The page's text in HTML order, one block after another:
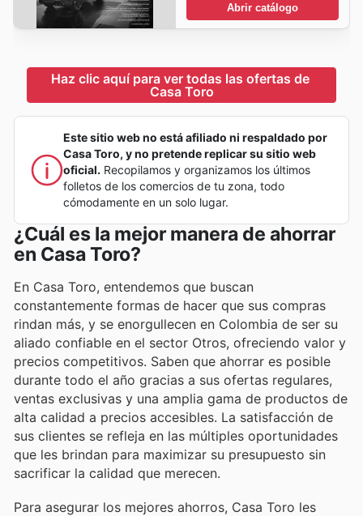
Abrir catálogo
Haz clic aquí para ver todas las ofertas de
Casa Toro
Este sitio web no está afiliado ni respaldado por
Casa Toro, y no pretende replicar su sitio web
oficial. Recopilamos y organizamos los últimos
folletos de los comercios de tu zona, todo
cómodamente en un solo lugar.
¿Cuál es la mejor manera de ahorrar
en Casa Toro?
En Casa Toro, entendemos que buscan
constantemente formas de hacer que sus compras
rindan más, y se enorgullecen en Colombia de ser su
aliado confiable en el sector Otros, ofreciendo valor y
precios competitivos. Saben que ahorrar es posible
durante todo el año gracias a sus ofertas regulares,
ventas exclusivas y una amplia gama de productos de
alta calidad a precios accesibles. La satisfacción de
sus clientes se refleja en las múltiples oportunidades
que les brindan para maximizar su presupuesto sin
sacrificar la calidad que merecen.
Para asegurar los mejores ahorros, Casa Toro les